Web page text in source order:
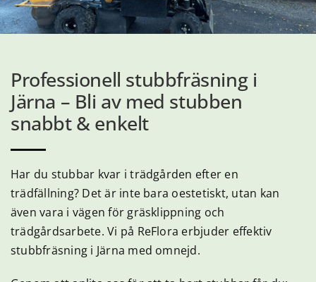
Vad är Parkslide
Vanliga frågor
Övriga tjänster
Artiklar
Om ReFlora
Professionell stubbfräsning i
Järna – Bli av med stubben
snabbt & enkelt
Har du stubbar kvar i trädgården efter en
trädfällning? Det är inte bara oestetiskt, utan kan
även vara i vägen för gräsklippning och
trädgårdsarbete. Vi på ReFlora erbjuder effektiv
stubbfräsning i Järna med omnejd.